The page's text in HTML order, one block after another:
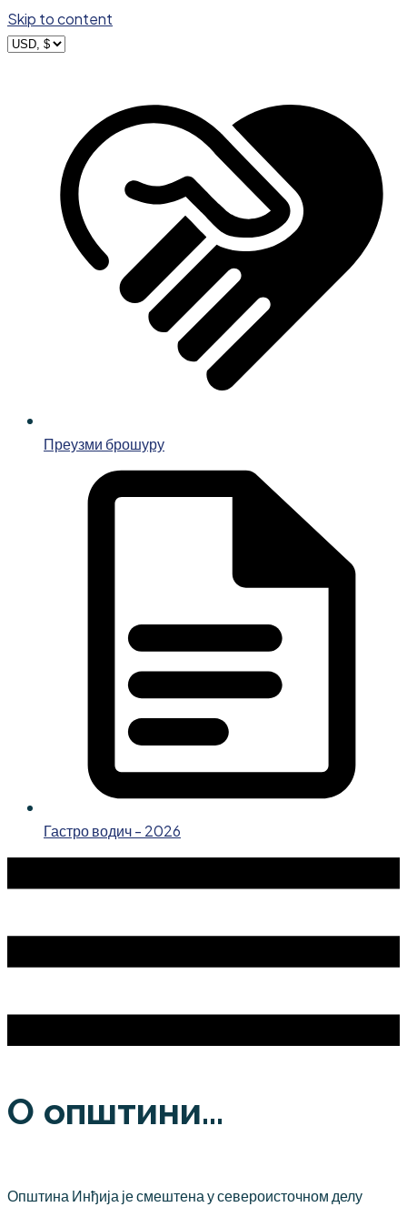
Skip to content
Преузми брошуру
Гастро водич - 2026
О општини...
Општина Инђија је смештена у североисточном делу